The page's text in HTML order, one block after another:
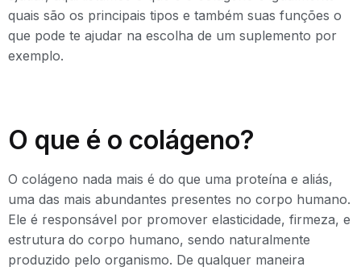
quais são os principais tipos e também suas funções o
que pode te ajudar na escolha de um suplemento por
exemplo.
O que é o colágeno?
O colágeno nada mais é do que uma proteína e aliás,
uma das mais abundantes presentes no corpo humano.
Ele é responsável por promover elasticidade, firmeza, e
estrutura do corpo humano, sendo naturalmente
produzido pelo organismo. De qualquer maneira